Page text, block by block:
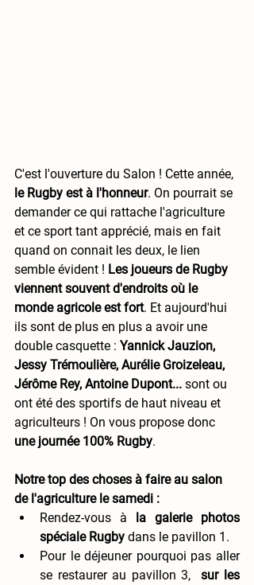
C'est l'ouverture du Salon ! Cette année,
le Rugby est à l'honneur. On pourrait se
demander ce qui rattache l'agriculture
et ce sport tant apprécié, mais en fait
quand on connait les deux, le lien
semble évident ! Les joueurs de Rugby
viennent souvent d'endroits où le
monde agricole est fort. Et aujourd'hui
ils sont de plus en plus a avoir une
double casquette : Yannick Jauzion,
Jessy Trémoulière, Aurélie Groizeleau,
Jérôme Rey, Antoine Dupont... sont ou
ont été des sportifs de haut niveau et
agriculteurs ! On vous propose donc
une journée 100% Rugby.
Notre top des choses à faire au salon
de l'agriculture le samedi :
Rendez-vous à la galerie photos
spéciale Rugby dans le pavillon 1.
Pour le déjeuner pourquoi pas aller
se restaurer au pavillon 3, sur les